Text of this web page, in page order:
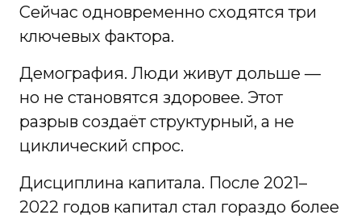
Сейчас одновременно сходятся три
ключевых фактора.
Демография. Люди живут дольше —
но не становятся здоровее. Этот
разрыв создаёт структурный, а не
циклический спрос.
Дисциплина капитала. После 2021–
2022 годов капитал стал гораздо более